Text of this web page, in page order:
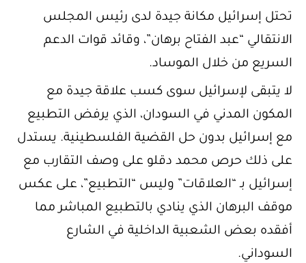
تحتل إسرائيل مكانة جيدة لدى رئيس المجلس
الانتقالي “عبد الفتاح برهان”، وقائد قوات الدعم
السريع من خلال الموساد.
لا يتبقى لإسرائيل سوى كسب علاقة جيدة مع
المكون المدني في السودان، الذي يرفض التطبيع
مع إسرائيل بدون حل القضية الفلسطينية. يستدل
على ذلك حرص محمد دقلو على وصف التقارب مع
إسرائيل بـ “العلاقات” وليس “التطبيع”، على عكس
موقف البرهان الذي ينادي بالتطبيع المباشر مما
أفقده بعض الشعبية الداخلية في الشارع
السوداني.